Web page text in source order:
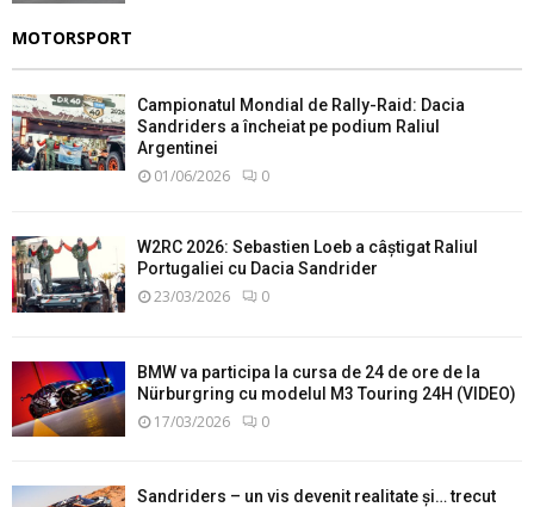
MOTORSPORT
Campionatul Mondial de Rally-Raid: Dacia
Sandriders a încheiat pe podium Raliul
Argentinei
01/06/2026 0
W2RC 2026: Sebastien Loeb a câștigat Raliul
Portugaliei cu Dacia Sandrider
23/03/2026 0
BMW va participa la cursa de 24 de ore de la
Nürburgring cu modelul M3 Touring 24H (VIDEO)
17/03/2026 0
Sandriders – un vis devenit realitate și… trecut